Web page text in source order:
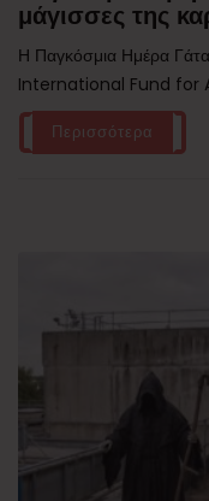
μάγισσες της
Η Παγκόσμια Ημέρα
International Fund for
Περισσότερα